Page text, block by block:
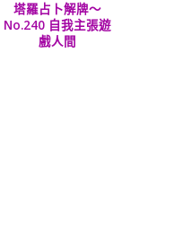
塔羅占卜解牌～
No.240 自我主張遊
戲人間